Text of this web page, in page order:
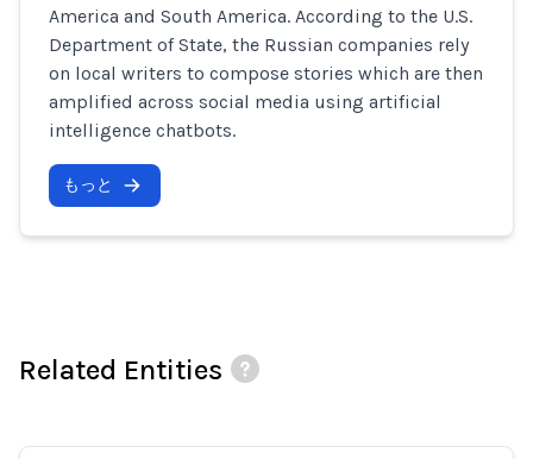
America and South America. According to the U.S.
Department of State, the Russian companies rely
on local writers to compose stories which are then
amplified across social media using artificial
intelligence chatbots.
もっと
Related Entities